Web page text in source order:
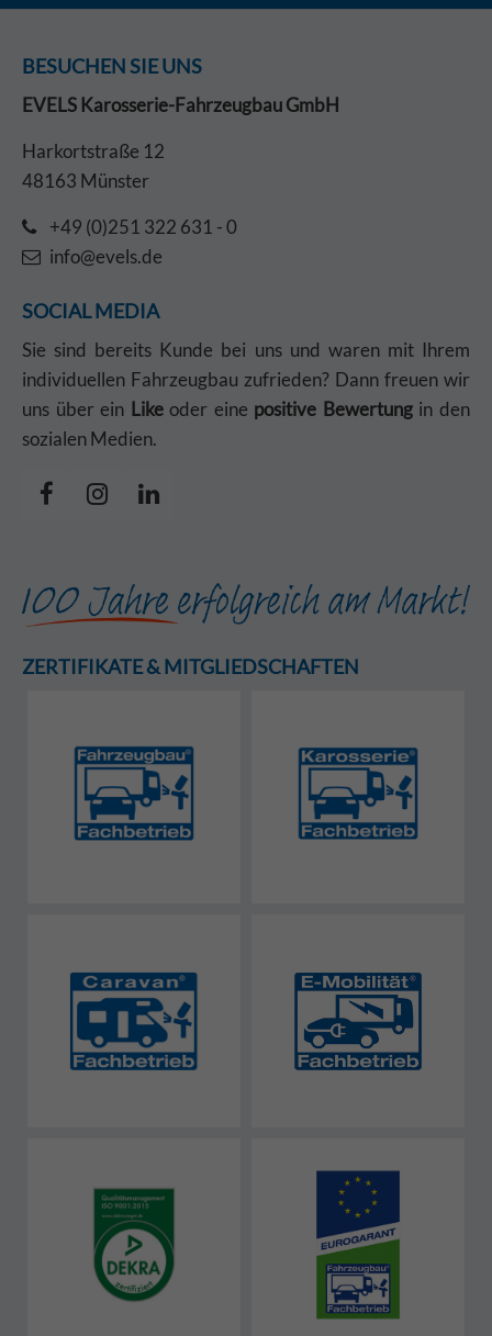
BESUCHEN SIE UNS
EVELS Karosserie-Fahrzeugbau GmbH
Harkortstraße 12
48163 Münster
+49 (0)251 322 631 - 0
info@evels.de
SOCIAL MEDIA
Sie sind bereits Kunde bei uns und waren mit Ihrem
individuellen Fahrzeugbau zufrieden? Dann freuen wir
uns über ein Likeoder eine positive Bewertungin den
sozialen Medien.
ZERTIFIKATE & MITGLIEDSCHAFTEN